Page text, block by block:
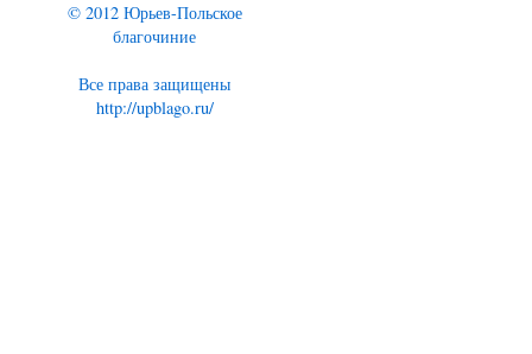
© 2012 Юрьев-Польское
благочиние
Все права защищены
http://upblago.ru/